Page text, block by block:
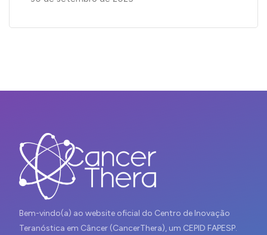
Bem-vindo(a) ao website oficial do Centro de Inovação
Teranóstica em Câncer (CancerThera), um CEPID FAPESP.